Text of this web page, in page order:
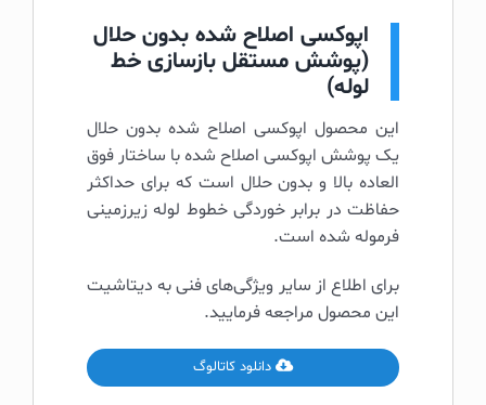
اپوکسی اصلاح شده بدون حلال
(پوشش مستقل بازسازی خط
لوله)
این محصول اپوکسی اصلاح شده بدون حلال
یک پوشش اپوکسی اصلاح شده با ساختار فوق
العاده بالا و بدون حلال است که برای حداکثر
حفاظت در برابر خوردگی خطوط لوله زیرزمینی
فرموله شده است.
برای اطلاع از سایر ویژگی‌های فنی به دیتاشیت
این محصول مراجعه فرمایید.
دانلود کاتالوگ